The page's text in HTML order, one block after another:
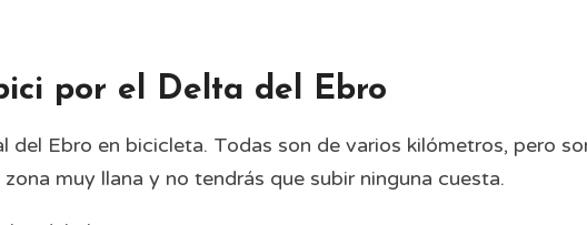
por el Delta del Ebro
del Ebro en bicicleta. Todas son de varios kilómetros, pero
muy llana y no tendrás que subir ninguna cuesta.